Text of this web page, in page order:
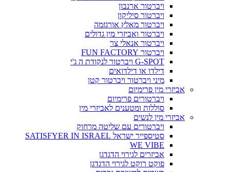
ויברטור ארנבון
ויברטור סיליקון
ויברטור מאלץ אורגזמה
ויברטור ואביזרי מין גדולים
ויברטור אנאלי צר
ויברטור FUN FACTORY
G-SPOT ויברטור לנקודת ה ג'י
דילדו או דילדואים
מיני ויברטור ויברטור קטן
אביזרי מין פרימיום
ויברטורים פרימיום
סוללות ומטענים לאביזרי מין
אביזרי מין לנשים
ויברטורים עם שליטה מרחוק
סטיספייר ישראל SATISFYER IN ISRAEL
WE VIBE
אביזרים לגירוי הדגדגן
פוקט רוקט לגירוי הדגדגן